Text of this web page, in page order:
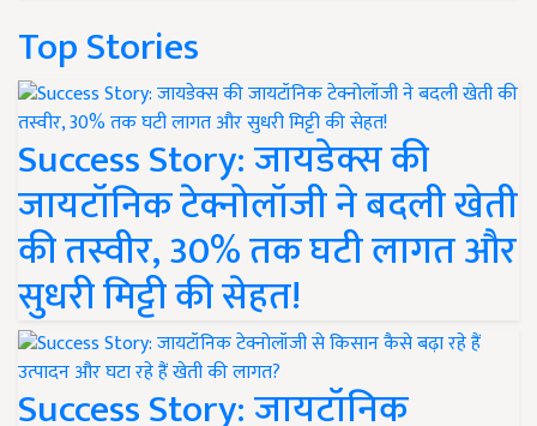
Top Stories
Success Story: जायडेक्स की
जायटॉनिक टेक्नोलॉजी ने बदली खेती
की तस्वीर, 30% तक घटी लागत और
सुधरी मिट्टी की सेहत!
Success Story: जायटॉनिक